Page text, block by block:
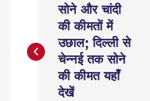
s
सोने और चांदी
की कीमतों में
उछाल; दिल्ली से
चेन्नई तक सोने
की कीमत यहाँ
देखें